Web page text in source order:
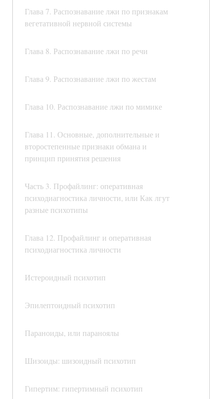
Глава 7. Распознавание лжи по признакам
вегетативной нервной системы
Глава 8. Распознавание лжи по речи
Глава 9. Распознавание лжи по жестам
Глава 10. Распознавание лжи по мимике
Глава 11. Основные, дополнительные и
второстепенные признаки обмана и
принцип принятия решения
Часть 3. Профайлинг: оперативная
психодиагностика личности, или Как лгут
разные психотипы
Глава 12. Профайлинг и оперативная
психодиагностика личности
Истероидный психотип
Эпилептоидный психотип
Параноиды, или параноялы
Шизоиды: шизоидный психотип
Гипертим: гипертимный психотип